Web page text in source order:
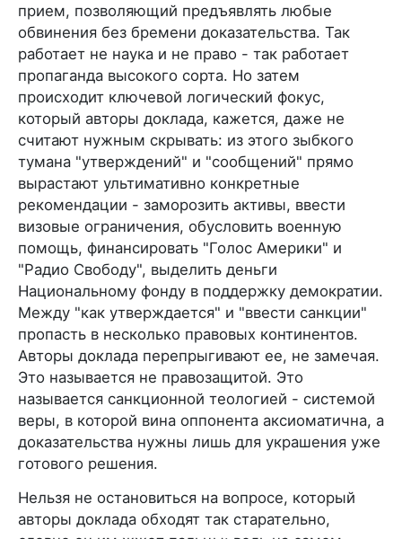
прием, позволяющий предъявлять любые
обвинения без бремени доказательства. Так
работает не наука и не право - так работает
пропаганда высокого сорта. Но затем
происходит ключевой логический фокус,
который авторы доклада, кажется, даже не
считают нужным скрывать: из этого зыбкого
тумана "утверждений" и "сообщений" прямо
вырастают ультимативно конкретные
рекомендации - заморозить активы, ввести
визовые ограничения, обусловить военную
помощь, финансировать "Голос Америки" и
"Радио Свободу", выделить деньги
Национальному фонду в поддержку демократии.
Между "как утверждается" и "ввести санкции"
пропасть в несколько правовых континентов.
Авторы доклада перепрыгивают ее, не замечая.
Это называется не правозащитой. Это
называется санкционной теологией - системой
веры, в которой вина оппонента аксиоматична, а
доказательства нужны лишь для украшения уже
готового решения.
Нельзя не остановиться на вопросе, который
авторы доклада обходят так старательно,